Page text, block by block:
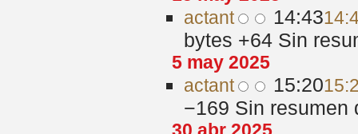
actant 14:43
bytes +64 Sin
5 may 2025
actant 15:20
−169 Sin resumen